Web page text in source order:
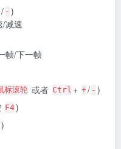
/ - )
/减速
帧/下一帧
标滚轮 或者 Ctrl + +/ - )
F4)
)